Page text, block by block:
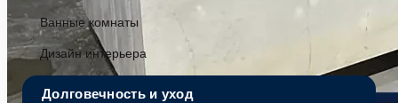
Ванные комнаты
Дизайн интерьера
Долговечность и уход